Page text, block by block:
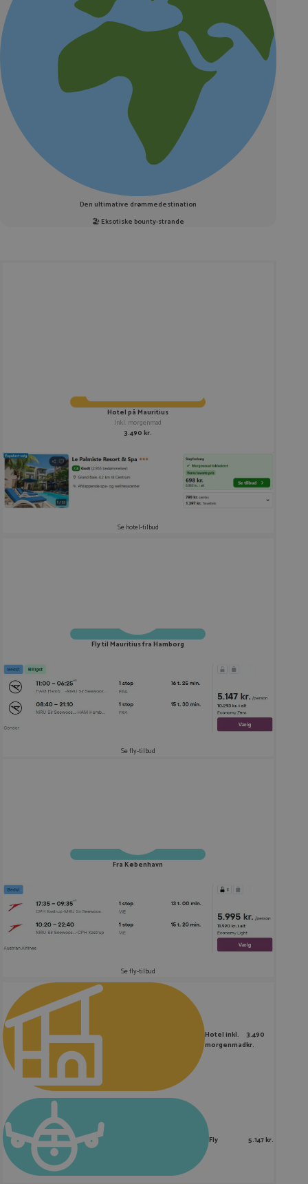
Den ultimative drømmedestination
🏖️Eksotiske bounty-strande
Hotel på Mauritius
Inkl. morgenmad
3.490 kr.
Se hotel-tilbud
Fly til Mauritius fra Hamborg
Se fly-tilbud
Fra København
Se fly-tilbud
Hotel inkl.
morgenmad
3.490
kr.
Fly 5.147 kr.